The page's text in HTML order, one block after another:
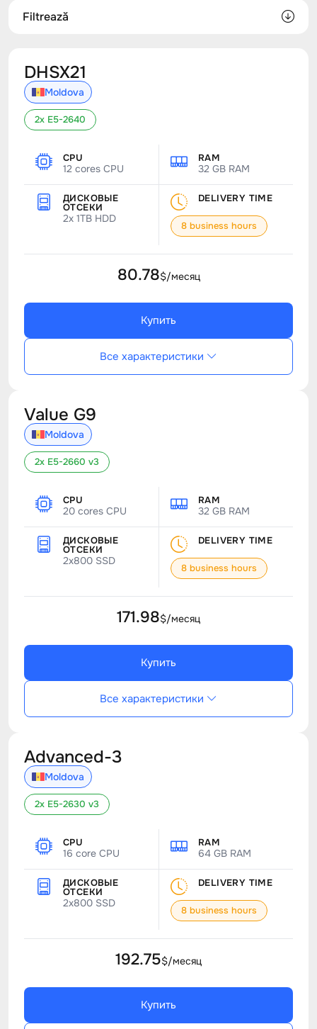
Filtrează
DHSX21
Moldova
2x E5-2640
CPU
12 cores CPU
RAM
32 GB RAM
ДИСКОВЫЕ
ОТСЕКИ
2x 1TB HDD
DELIVERY TIME
8 business hours
80.78$/месяц
Купить
Все характеристики
Value G9
Moldova
2x E5-2660 v3
CPU
20 cores CPU
RAM
32 GB RAM
ДИСКОВЫЕ
ОТСЕКИ
2x800 SSD
DELIVERY TIME
8 business hours
171.98$/месяц
Купить
Все характеристики
Advanced-3
Moldova
2x E5-2630 v3
CPU
16 core CPU
RAM
64 GB RAM
ДИСКОВЫЕ
ОТСЕКИ
2x800 SSD
DELIVERY TIME
8 business hours
192.75$/месяц
Купить